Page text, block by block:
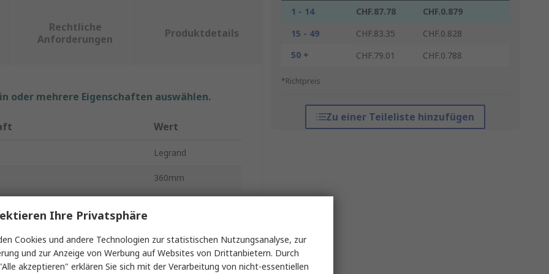
1 - 14 CHF.87.78
CHF.0.879
15 - 49
CHF.83.35
CHF.0.828
50 +
CHF.79.01 CHF.0.788
*Richtpreis
Zu einer Teileliste hinzufügen
Rechtliche
Anforderungen
Produktdetails
oder mehrere Eigenschaften auswählen.
Wert
Legrand
360mm
Natur
Ihre Privatsphäre
Cookies und andere Technologien zur statistischen Nutzungsanalyse, zur
und zur Anzeige von Werbung auf Websites von Drittanbietern. Durch
akzeptieren" erklären Sie sich mit der Verarbeitung von nicht-essentiellen